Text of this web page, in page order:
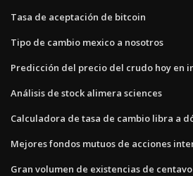
Tasa de aceptación de bitcoin
Tipo de cambio mexico a nosotros
Predicción del precio del crudo hoy en
Análisis de stock alimera sciences
Calculadora de tasa de cambio libra a
Mejores fondos mutuos de acciones
Gran volumen de existencias de